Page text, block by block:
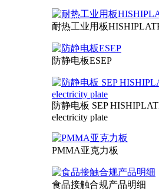
耐热工业用板
防静电板ESEP
防静电板 SEP
electricity plate
PMMA亚克力板
食品接触合规产品明细